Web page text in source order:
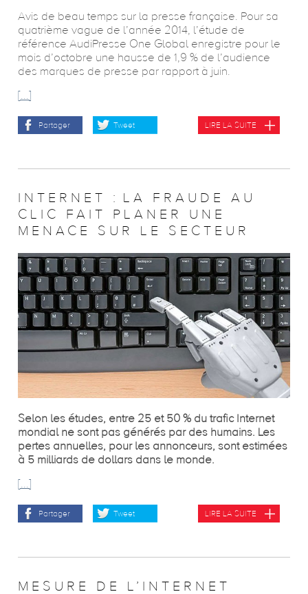
Avis de beau temps sur la presse française. Pour sa
quatrième vague de l’année 2014, l’étude de
référence AudiPresse One Global enregistre pour le
mois d’octobre une hausse de 1,9 % de l’audience
des marques de presse par rapport à juin.
[...]
Partager Tweet LIRE LA SUITE
INTERNET : LA FRAUDE AU
CLIC FAIT PLANER UNE
MENACE SUR LE SECTEUR
Selon les études, entre 25 et 50 % du trafic Internet
mondial ne sont pas générés par des humains. Les
pertes annuelles, pour les annonceurs, sont estimées
à 5 milliards de dollars dans le monde.
[...]
Partager Tweet LIRE LA SUITE
MESURE DE L’INTERNET